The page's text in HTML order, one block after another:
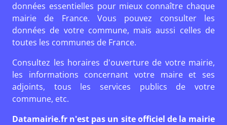
données essentielles pour mieux connaître chaque
mairie de France. Vous pouvez consulter les
données de votre commune, mais aussi celles de
toutes les communes de France.
Consultez les horaires d'ouverture de votre mairie,
les informations concernant votre maire et ses
adjoints, tous les services publics de votre
commune, etc.
Datamairie.fr n'est pas un site officiel de la mairie